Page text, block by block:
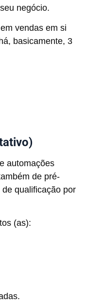
negócio.
vendas em si
basicamente, 3
automações
de pré-
qualificação por
(as):